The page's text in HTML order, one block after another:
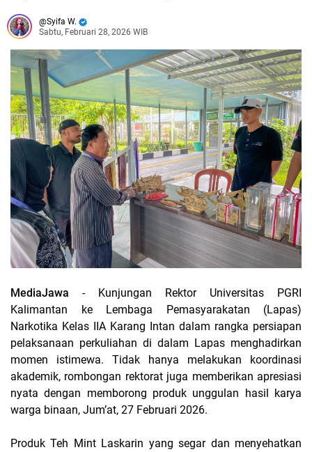
Syifa W.
Sabtu, Februari 28, 2026 WIB
MediaJawa - Kunjungan Rektor Universitas PGRI
Kalimantan ke Lembaga Pemasyarakatan (Lapas)
Narkotika Kelas IIA Karang Intan dalam rangka persiapan
pelaksanaan perkuliahan di dalam Lapas menghadirkan
momen istimewa. Tidak hanya melakukan koordinasi
akademik, rombongan rektorat juga memberikan apresiasi
nyata dengan memborong produk unggulan hasil karya
warga binaan, Jum’at, 27 Februari 2026.
Produk Teh Mint Laskarin yang segar dan menyehatkan